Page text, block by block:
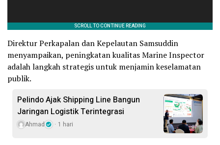
Direktur Perkapalan dan Kepelautan Samsuddin
menyampaikan, peningkatan kualitas Marine Inspector
adalah langkah strategis untuk menjamin keselamatan
publik.
Pelindo Ajak Shipping Line Bangun
Jaringan Logistik Terintegrasi
Ahmad 1 hari